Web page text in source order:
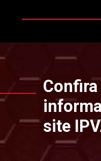
Openinghttps://
site